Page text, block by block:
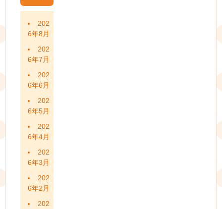
202
6年8月
202
6年7月
202
6年6月
202
6年5月
202
6年4月
202
6年3月
202
6年2月
202